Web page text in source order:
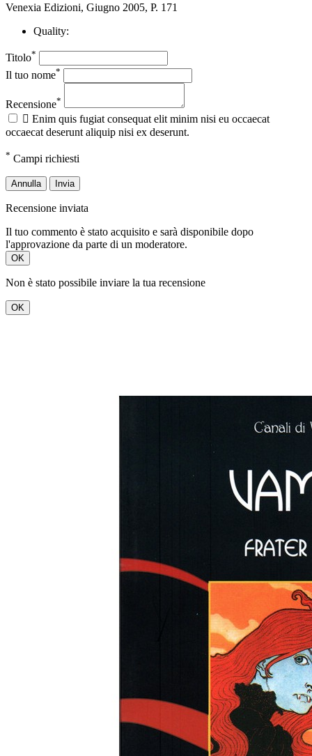
Venexia Edizioni, Giugno 2005, P. 171
Quality:
Titolo*
Il tuo nome*
Recensione*
 Enim quis fugiat consequat elit minim nisi eu occaecat
occaecat deserunt aliquip nisi ex deserunt.
* Campi richiesti
Annulla Invia
Recensione inviata
Il tuo commento è stato acquisito e sarà disponibile dopo
l'approvazione da parte di un moderatore.
OK
Non è stato possibile inviare la tua recensione
OK